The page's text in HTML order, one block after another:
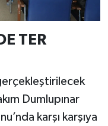
TER
Dumlupınar
karşı karşıya